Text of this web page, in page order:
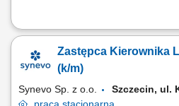
Opis stanowiska Całościowe
Efektywne zarządzanie zespołem
pomocniczym, w tym wyznaczanie celów
Zastępca Kierownika
(k/m)
Synevo Sp. z o.o.
Szczecin, ul.